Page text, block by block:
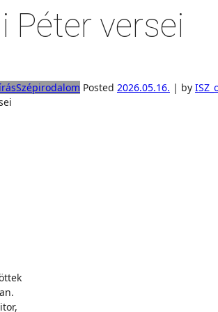
Péter versei
Szépirodalom Posted 2026.05.16. | by